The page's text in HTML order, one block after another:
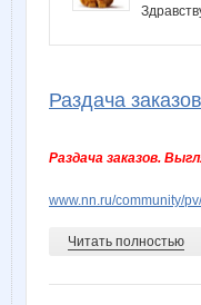
Раздача
Раздача заказов.
www.nn.ru/community/
Читать полностью